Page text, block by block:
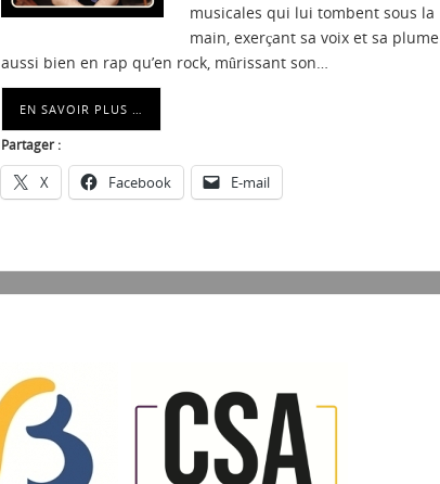
musicales qui lui tombent sous la
main, exerçant sa voix et sa plume
aussi bien en rap qu’en rock, mûrissant son…
EN SAVOIR PLUS …
Partager :
X Facebook E-mail